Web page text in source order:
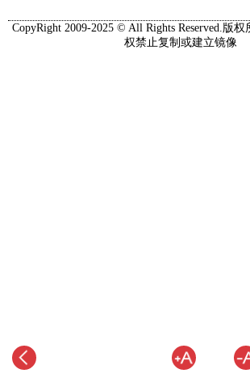
CopyRight 2009-2025 © All Rights Reserved.版
权禁止复制或建立镜像